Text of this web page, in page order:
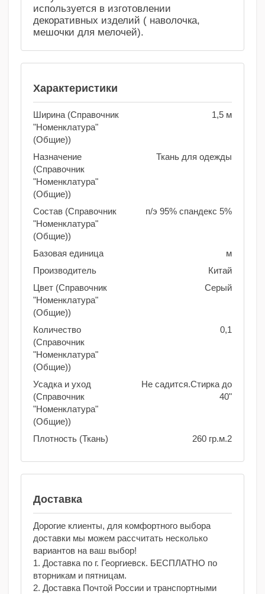
используется в изготовлении
декоративных изделий ( наволочка,
мешочки для мелочей).
Характеристики
Ширина (Справочник
"Номенклатура"
(Общие))
1,5 м
Назначение
(Справочник
"Номенклатура"
(Общие))
Ткань для одежды
Состав (Справочник
"Номенклатура"
(Общие))
п/э 95% спандекс 5%
Базовая единица
м
Производитель
Китай
Цвет (Справочник
"Номенклатура"
(Общие))
Серый
Количество
(Справочник
"Номенклатура"
(Общие))
0,1
Усадка и уход
(Справочник
"Номенклатура"
(Общие))
Не садится.Стирка до
40"
Плотность (Ткань) 260 гр.м.2
Доставка
Дорогие клиенты, для комфортного выбора
доставки мы можем рассчитать несколько
вариантов на ваш выбор!
1. Доставка по г. Георгиевск. БЕСПЛАТНО по
вторникам и пятницам.
2. Доставка Почтой России и транспортными